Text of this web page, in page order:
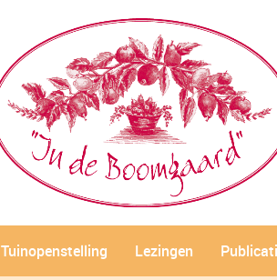
Tuinopenstelling Lezingen